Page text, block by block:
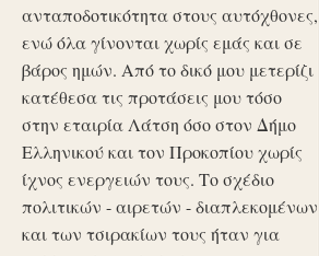
ανταποδοτικότητα στους αυτόχθονες,
ενώ όλα γίνονται χωρίς εμάς και σε
βάρος ημών. Από το δικό μου μετερίζι
κατέθεσα τις προτάσεις μου τόσο
στην εταιρία Λάτση όσο στον Δήμο
Ελληνικού και τον Προκοπίου χωρίς
ίχνος ενεργειών τους. Το σχέδιο
πολιτικών - αιρετών - διαπλεκομένων
και των τσιρακίων τους ήταν για